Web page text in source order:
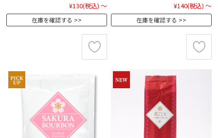
¥130(税込) ～
在庫を確認する
¥140(税込) ～
在庫を確認する